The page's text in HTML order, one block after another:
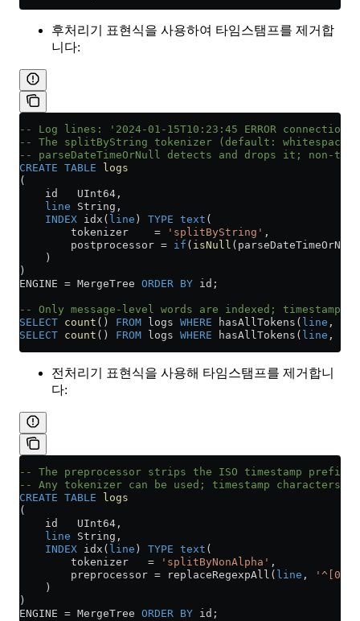
후처리기 표현식을 사용하여 타임스탬프를 제거합
니다:
-- Log lines: '2024-01-15T10:23:45 ERROR
-- The splitByString tokenizer (default: whitespace)
-- parseDateTimeOrNull detects and drops it; non-
CREATE TABLE logs
(
    id   UInt64,
    line
String,
    INDEX
idx( line ) TYPE text (
        tokenizer
= 'splitByString' ,
        postprocessor
= if ( isNull
    )
)
ENGINE = MergeTree ORDER BY id;
-- Only message-level words are indexed; timestamp
SELECT count () FROM logs WHERE hasAllTokens( line ,
SELECT count () FROM logs WHERE hasAllTokens( line ,
전처리기 표현식을 사용해 타임스탬프를 제거합니
다:
-- The preprocessor strips the ISO timestamp prefix
-- Any tokenizer can be used; timestamp characters
CREATE TABLE logs
(
    id   UInt64,
    line
String,
    INDEX
idx( line ) TYPE text (
        tokenizer
= 'splitByNonAlpha' ,
        preprocessor
= replaceRegexpAll( line ,
'^[0-
    )
)
ENGINE = MergeTree ORDER BY id;